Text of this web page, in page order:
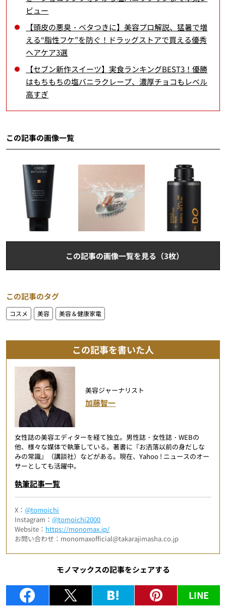
ビュー
【頭皮の悪臭・ベタつきに】美容プロ解説、猛暑で増
える“脂性フケ”を防ぐ！ドラッグストアで買える優秀
ヘアケア3選
【セブン新作スイーツ】実食ランキングBEST3！優勝
はもちもちの塩バニラクレープ、濃厚チョコもレベル
高すぎ
この記事の画像一覧
この記事の画像一覧を見る（3枚）
この記事のタグ
コスメ 美容 美容＆健康家電
この記事を書いた人
美容ジャーナリスト
加藤智一
女性誌の美容エディターを経て独立。男性誌・女性誌・WEBの
他、様々な媒体で執筆している。著書に『お洒落以前の身だしな
みの常識』（講談社）などがある。現在、Yahoo ! ニュースのオー
サーとしても活躍中。
執筆記事一覧
X：@tomoichi
Instagram：@tomoichi2000
Website： https://monomax.jp/
お問い合わせ：monomaxofficial@takarajimasha.co.jp
モノマックスの記事をシェアする
LINE